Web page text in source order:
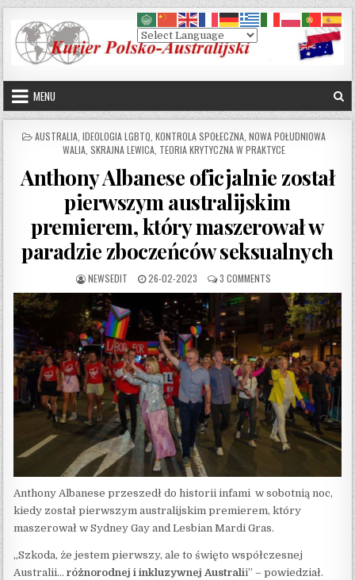
Skip to content
MENU
POSTED IN
AUSTRALIA, IDEOLOGIA LGBTQ KONTROLA SPOŁECZNA, NOWA POŁUDNIOWA
WALIA, SKRAJNA LEWICA, TEORIA KRYTYCZNA W PRAKTYCE
Anthony Albanese oficjalnie został
pierwszym australijskim
premierem, który maszerował w
paradzie zboczeńców seksualnych
AUTHOR:
NEWSEDIT PUBLISHED DATE:
26-02-2023 3 COMMENTS ON ANTHONY
Anthony Albanese przeszedł do historii infami w sobotnią noc,
kiedy został pierwszym australijskim premierem, który
maszerował w Sydney Gay and Lesbian Mardi Gras.
„Szkoda, że jestem pierwszy, ale to święto współczesnej
Australii…różnorodnej i inkluzywnej Australii” – powiedział.